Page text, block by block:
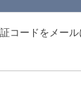
コードをメール